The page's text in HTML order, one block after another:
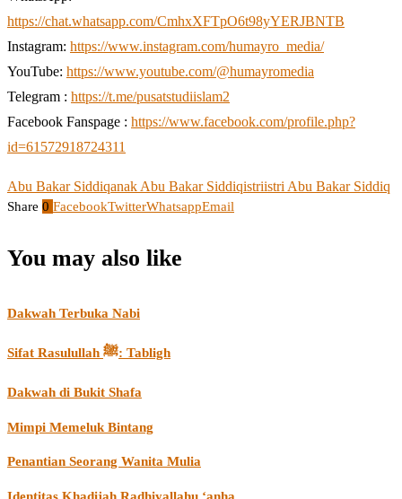
https://chat.whatsapp.com/CmhxXFTpO6t98yYERJBNTB
Instagram: https://www.instagram.com/humayro_media/
YouTube: https://www.youtube.com/@humayromedia
Telegram : https://t.me/pusatstudiislam2
Facebook Fanspage : https://www.facebook.com/profile.php?
id=61572918724311
Abu Bakar Siddiqanak Abu Bakar Siddiqistriistri Abu Bakar Siddiq
Share 0 FacebookTwitterWhatsappEmail
You may also like
Dakwah Terbuka Nabi
Sifat Rasulullah ﷺ: Tabligh
Dakwah di Bukit Shafa
Mimpi Memeluk Bintang
Penantian Seorang Wanita Mulia
Identitas Khadijah Radhiyallahu ‘anha